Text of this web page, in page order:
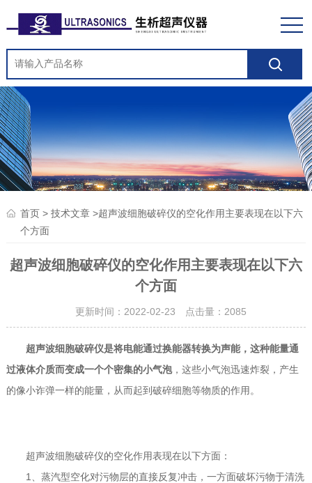
首页> 技术文章>超声波细胞破碎仪的空化作用主要表现在以下六
个方面
超声波细胞破碎仪的空化作用主要表现在以下六
个方面
更新时间：2022-02-23 点击量： 2085
超声波细胞破碎仪是将电能通过换能器转换为声能，这种能量通
过液体介质而变成一个个密集的小气泡，这些小气泡迅速炸裂，产生
的像小诈弹一样的能量，从而起到破碎细胞等物质的作用。
超声波细胞破碎仪的空化作用表现在以下方面：
1、蒸汽型空化对污物层的直接反复冲击，一方面破坏污物于清洗